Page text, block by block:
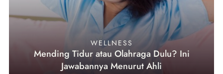
WELLNESS
Mending Tidur atau Olahraga Dulu? Ini
Jawabannya Menurut Ahli